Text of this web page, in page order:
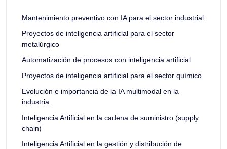
Mantenimiento preventivo con IA para el sector industrial
Proyectos de inteligencia artificial para el sector
metalúrgico
Automatización de procesos con inteligencia artificial
Proyectos de inteligencia artificial para el sector químico
Evolución e importancia de la IA multimodal en la
industria
Inteligencia Artificial en la cadena de suministro (supply
chain)
Inteligencia Artificial en la gestión y distribución de